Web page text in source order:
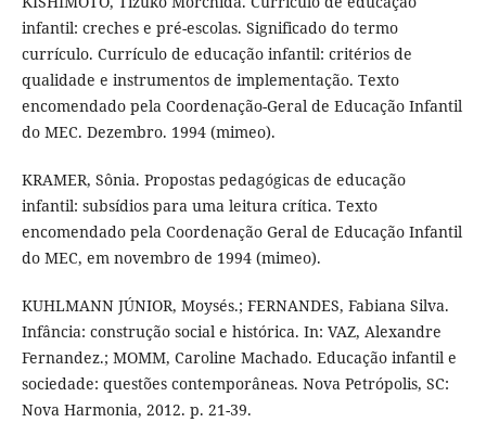
infantil: creches e pré-escolas. Significado do termo
currículo. Currículo de educação infantil: critérios de
qualidade e instrumentos de implementação. Texto
encomendado pela Coordenação-Geral de Educação Infantil
do MEC. Dezembro. 1994 (mimeo).
KRAMER, Sônia. Propostas pedagógicas de educação
infantil: subsídios para uma leitura crítica. Texto
encomendado pela Coordenação Geral de Educação Infantil
do MEC, em novembro de 1994 (mimeo).
KUHLMANN JÚNIOR, Moysés.; FERNANDES, Fabiana Silva.
Infância: construção social e histórica. In: VAZ, Alexandre
Fernandez.; MOMM, Caroline Machado. Educação infantil e
sociedade: questões contemporâneas. Nova Petrópolis, SC:
Nova Harmonia, 2012. p. 21-39.